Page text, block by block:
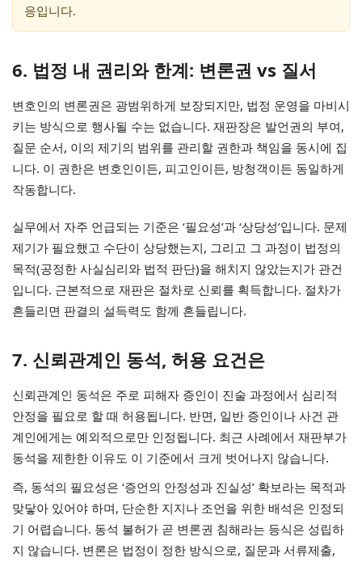
응입니다.
6. 법정 내 권리와 한계: 변론권 vs 질서
변호인의 변론권은 광범위하게 보장되지만, 법정 운영을 마비시
키는 방식으로 행사될 수는 없습니다. 재판장은 발언권의 부여,
질문 순서, 이의 제기의 범위를 관리할 권한과 책임을 동시에 집
니다. 이 권한은 변호인이든, 피고인이든, 방청객이든 동일하게
작동합니다.
실무에서 자주 언급되는 기준은 ‘필요성’과 ‘상당성’입니다. 문제
제기가 필요했고 수단이 상당했는지, 그리고 그 과정이 법정의
목적(공정한 사실심리와 법적 판단)을 해치지 않았는지가 관건
입니다. 근본적으로 재판은 절차로 신뢰를 획득합니다. 절차가
흔들리면 판결의 설득력도 함께 흔들립니다.
7. 신뢰관계인 동석, 허용 요건은
신뢰관계인 동석은 주로 피해자 증인이 진술 과정에서 심리적
안정을 필요로 할 때 허용됩니다. 반면, 일반 증인이나 사건 관
계인에게는 예외적으로만 인정됩니다. 최근 사례에서 재판부가
동석을 제한한 이유도 이 기준에서 크게 벗어나지 않습니다.
즉, 동석의 필요성은 ‘증언의 안정성과 진실성’ 확보라는 목적과
맞닿아 있어야 하며, 단순한 지지나 조언을 위한 배석은 인정되
기 어렵습니다. 동석 불허가 곧 변론권 침해라는 등식은 성립하
지 않습니다. 변론은 법정이 정한 방식으로, 질문과 서류제출,